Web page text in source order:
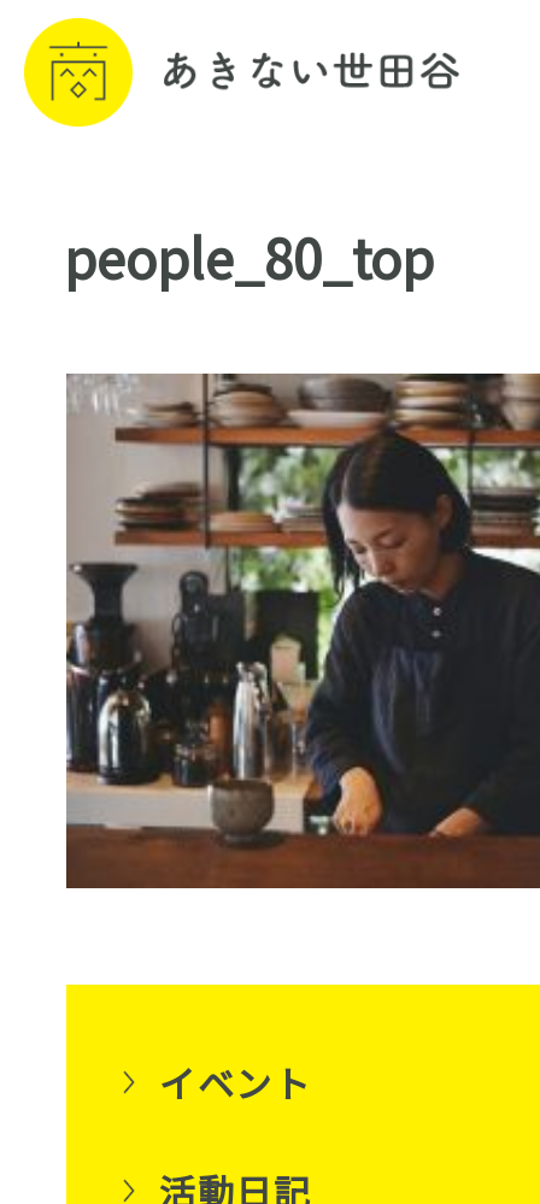
people_80_top
イベント
活動日記